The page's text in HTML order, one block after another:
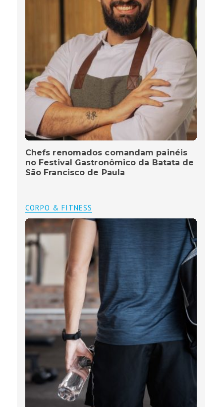
Chefs renomados comandam painéis
no Festival Gastronômico da Batata de
São Francisco de Paula
CORPO & FITNESS